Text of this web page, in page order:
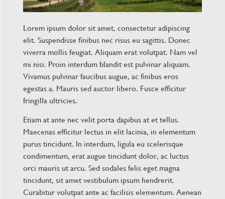
Lorem ipsum dolor sit amet, consectetur adipiscing
elit. Suspendisse finibus nec risus eu sagittis. Donec
viverra mollis feugiat. Aliquam erat volutpat. Nam vel
mi nisi. Proin interdum blandit est pulvinar aliquam.
Vivamus pulvinar faucibus augue, ac finibus eros
egestas a. Mauris sed auctor libero. Fusce efficitur
fringilla ultricies.
Etiam at ante nec velit porta dapibus at et tellus.
Maecenas efficitur lectus in elit lacinia, in elementum
purus tincidunt. In interdum, ligula eu scelerisque
condimentum, erat augue tincidunt dolor, ac luctus
orci mauris ut arcu. Sed sodales felis eget magna
tincidunt, sit amet vestibulum ipsum hendrerit.
Curabitur volutpat ante ac facilisis elementum. Aenean